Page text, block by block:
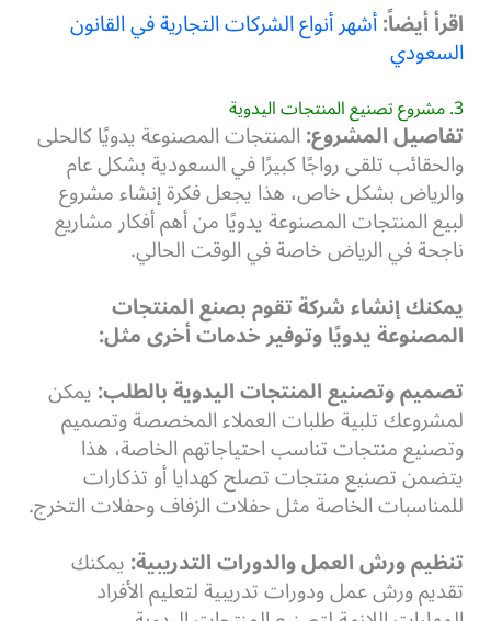
اقرأ أيضاً:أشهر أنواع الشركات التجارية في القانون
السعودي
3. مشروع تصنيع المنتجات اليدوية
تفاصيل المشروع:المنتجات المصنوعة يدويًا كالحلى
والحقائب تلقى رواجًا كبيرًا في السعودية بشكل عام
والرياض بشكل خاص، هذا يجعل فكرة إنشاء مشروع
لبيع المنتجات المصنوعة يدويًا من أهم أفكار مشاريع
ناجحة في الرياض خاصة في الوقت الحالي.
يمكنك إنشاء شركة تقوم بصنع المنتجات
المصنوعة يدويًا وتوفير خدمات أخرى مثل:
تصميم وتصنيع المنتجات اليدوية بالطلب:يمكن
لمشروعك تلبية طلبات العملاء المخصصة وتصميم
وتصنيع منتجات تناسب احتياجاتهم الخاصة، هذا
يتضمن تصنيع منتجات تصلح كهدايا أو تذكارات
للمناسبات الخاصة مثل حفلات الزفاف وحفلات التخرج.
تنظيم ورش العمل والدورات التدريبية:يمكنك
تقديم ورش عمل ودورات تدريبية لتعليم الأفراد